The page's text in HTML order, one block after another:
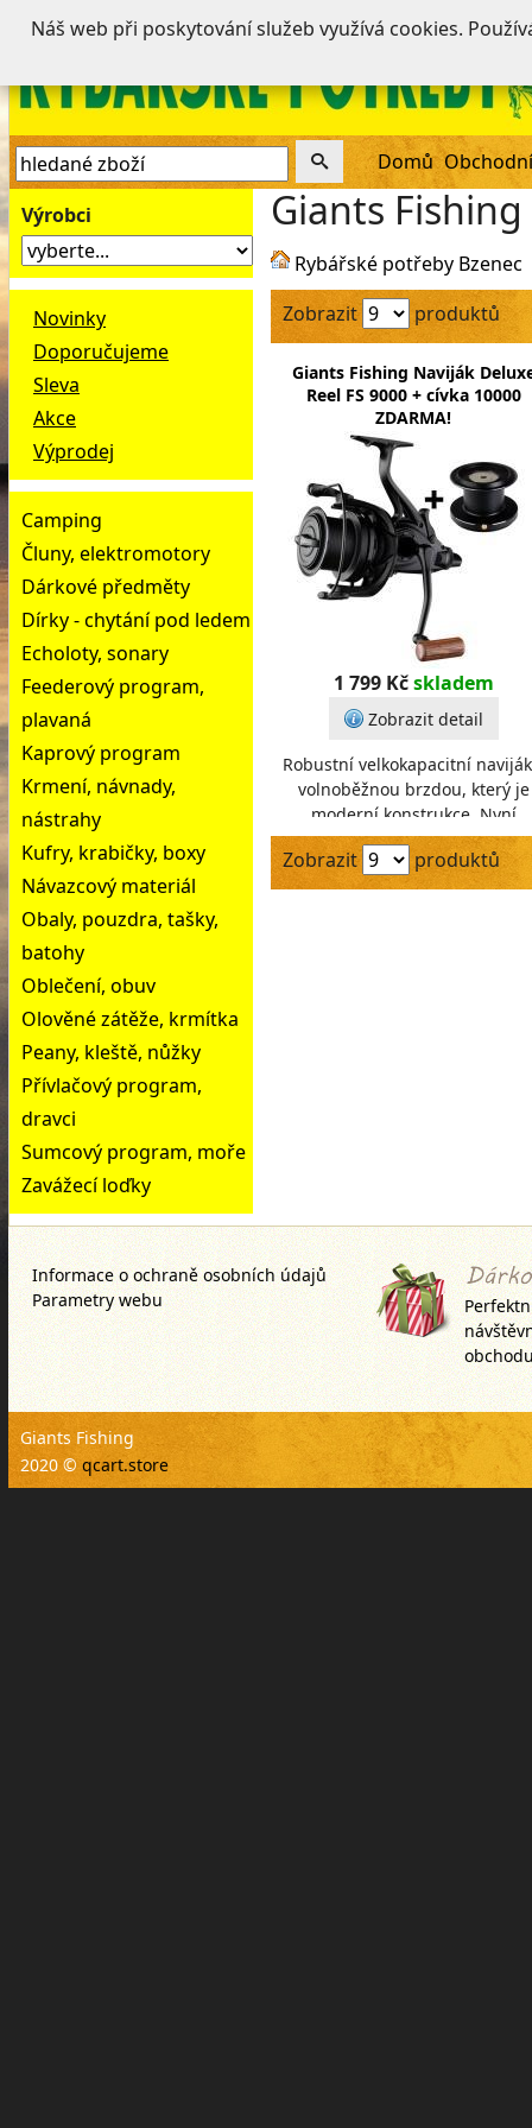
Domů
Výrobci
Novinky
Doporučujeme
Sleva
Akce
Výprodej
Camping
Čluny, elektromotory
Dárkové předměty
Dírky - chytání pod ledem
Echoloty, sonary
Feederový program,
plavaná
Kaprový program
Krmení, návnady,
nástrahy
Kufry, krabičky, boxy
Návazcový materiál
Obaly, pouzdra, tašky,
batohy
Oblečení, obuv
Olověné zátěže, krmítka
Peany, kleště, nůžky
Přívlačový program,
dravci
Sumcový program, moře
Zavážecí loďky
Giants Fishing
Rybářské potřeby Bzenec
Zobrazit
produktů
Giants Fishing Naviják
Reel FS 9000 + cívka 10000
ZDARMA!
1 799 Kč skladem
Zobrazit detail
Robustní velkokapacitní
volnoběžnou brzdou, který je
moderní konstrukce. Nyní
zaváděcí akce s náhradní
odhozovou cívkou
Zobrazit produktů
Informace o ochraně osobních údajů
Parametry webu
Giants Fishing
2020 © qcart.store
Náš web při poskytování služeb využívá cookies.